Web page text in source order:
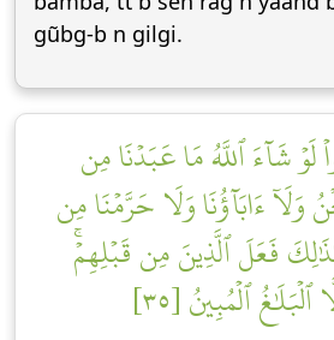
gũbg-b n gilgi.
لَوۡ شَآءَ ٱللَّهُ مَا عَبَدۡنَا مِن
ءَابَآؤُنَا وَلَا حَرَّمۡنَا مِن
فَعَلَ ٱلَّذِينَ مِن قَبۡلِهِمۡۚ
ٱلۡمُبِينُ [٣٥]